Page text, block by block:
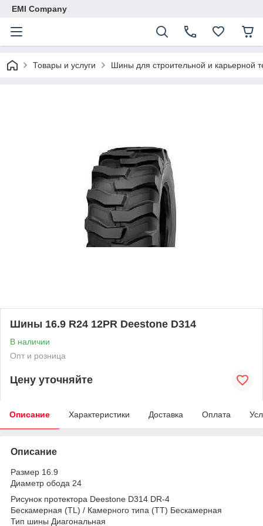
EMI Company
Товары и услуги Шины для строительной и карьерной
Шины 16.9 R24 12PR Deestone D314
В наличии
Опт и розница
Цену уточняйте
Описание Характеристики Доставка Оплата
Описание
Размер 16.9
Диаметр обода 24
Рисунок протектора Deestone D314 DR-4
Бескамерная (TL) / Камерного типа (TT) Бескамерная
Тип шины Диагональная